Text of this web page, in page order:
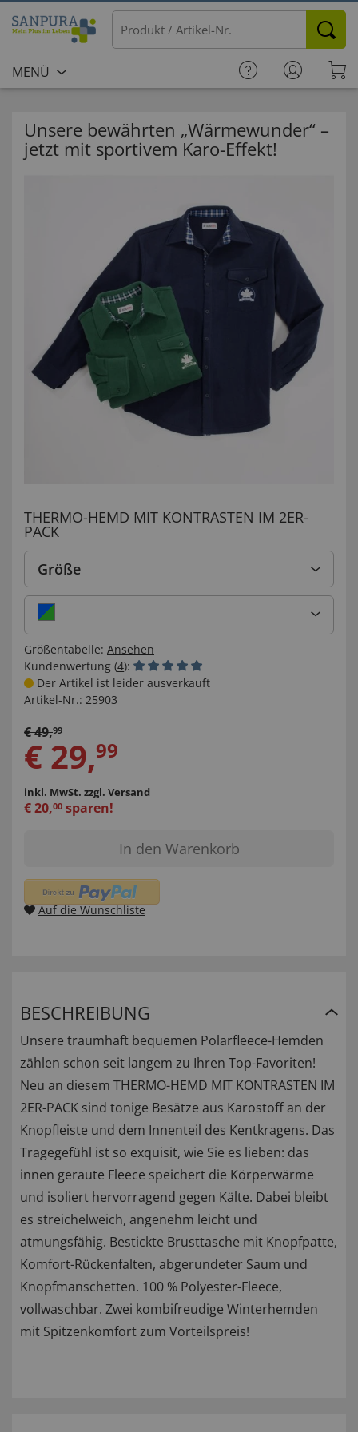
MENÜ
Unsere bewährten „Wärmewunder“ –
jetzt mit sportivem Karo-Effekt!
THERMO-HEMD MIT KONTRASTEN IM 2ER-
PACK
Größe
Größentabelle: Ansehen
Kundenwertung (4):
Der Artikel ist leider ausverkauft
Artikel-Nr.: 25903
€49,99
€ 29,99
inkl. MwSt. zzgl. Versand
€20,00 sparen!
In den Warenkorb
Auf die Wunschliste
BESCHREIBUNG
Unsere traumhaft bequemen Polarfleece-Hemden
zählen schon seit langem zu Ihren Top-Favoriten!
Neu an diesem THERMO-HEMD MIT KONTRASTEN IM
2ER-PACK sind tonige Besätze aus Karostoff an der
Knopfleiste und dem Innenteil des Kentkragens. Das
Tragegefühl ist so exquisit, wie Sie es lieben: das
innen geraute Fleece speichert die Körperwärme
und isoliert hervorragend gegen Kälte. Dabei bleibt
es streichelweich, angenehm leicht und
atmungsfähig. Bestickte Brusttasche mit Knopfpatte,
Komfort-Rückenfalten, abgerundeter Saum und
Knopfmanschetten. 100 % Polyester-Fleece,
vollwaschbar. Zwei kombifreudige Winterhemden
mit Spitzenkomfort zum Vorteilspreis!